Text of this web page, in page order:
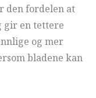
den fordelen at
gir en tettere
og mer
bladene kan